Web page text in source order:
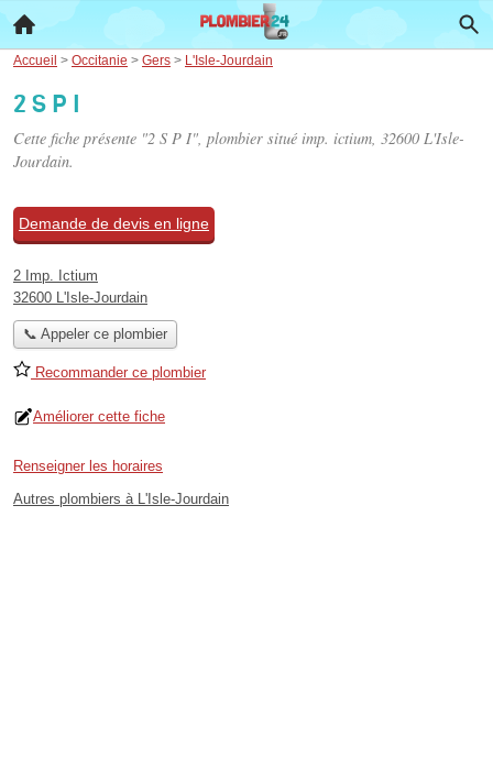
Accueil > Occitanie > Gers > L'Isle-Jourdain
2 S P I
Cette fiche présente "2 S P I", plombier situé imp. ictium, 32600 L'Isle-
Jourdain.
Demande de devis en ligne
2 Imp. Ictium
32600 L'Isle-Jourdain
📞 Appeler ce plombier
Recommander ce plombier
Améliorer cette fiche
Renseigner les horaires
Autres plombiers à L'Isle-Jourdain